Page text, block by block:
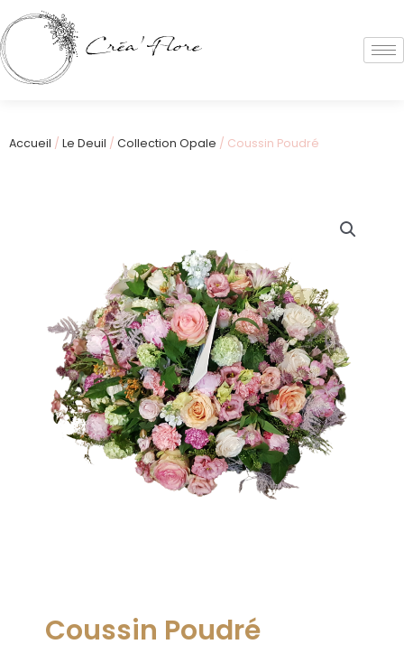
Accueil / Le Deuil / Collection Opale / Coussin Poudré
Coussin Poudré